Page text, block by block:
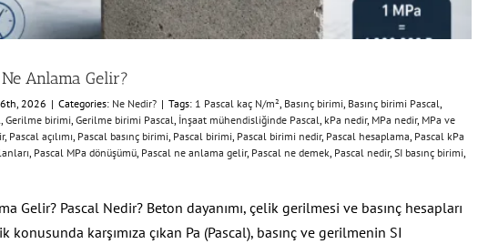
Anlama Gelir?
2026 | Categories: Ne Nedir? | Tags: 1 Pascal kaç N/m² Basınç birimi Basınç birimi Pascal
Gerilme birimi Gerilme birimi Pascal İnşaat mühendisliğinde Pascal kPa nedir, MPa nedir, MPa ve
, Pascal açılımı Pascal basınç birimi Pascal birimi Pascal birimi nedir, Pascal hesaplama Pascal kPa
Pascal MPa dönüşümü Pascal ne anlama gelir, Pascal ne demek Pascal nedir, SI basınç birimi
Gelir? Pascal Nedir? Beton dayanımı, çelik gerilmesi ve basınç hesapları
karşımıza çıkan Pa (Pascal), basınç ve gerilmenin SI